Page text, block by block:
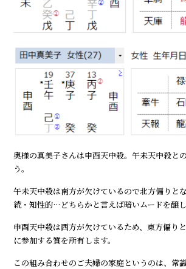
奥様の真美子さんは申酉天中殺。午未天中殺と
う。
午未天中殺は南方が欠けているので北方偏りと
統・知性的…どちらかと言えば暗いムードを醸し
申酉天中殺は西方が欠けているため、東方偏り
に参加する質を所有します。
この組み合わせのご夫婦の家庭というのは、常